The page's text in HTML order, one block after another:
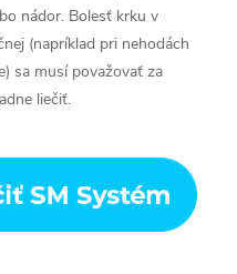
nádor. Bolesť krku v
(napríklad pri nehodách
sa musí považovať za
liečiť.